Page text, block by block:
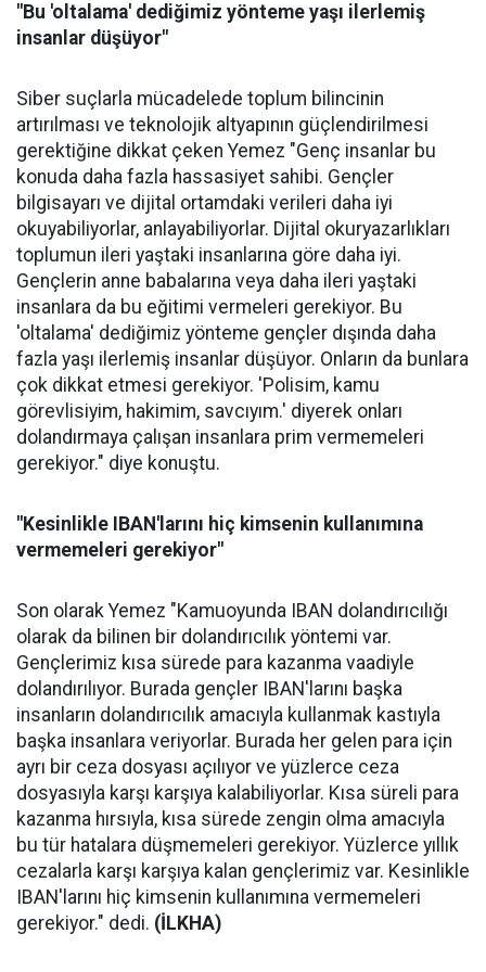
"Bu 'oltalama' dediğimiz yönteme yaşı ilerlemiş
insanlar düşüyor"
Siber suçlarla mücadelede toplum bilincinin
artırılması ve teknolojik altyapının güçlendirilmesi
gerektiğine dikkat çeken Yemez "Genç insanlar bu
konuda daha fazla hassasiyet sahibi. Gençler
bilgisayarı ve dijital ortamdaki verileri daha iyi
okuyabiliyorlar, anlayabiliyorlar. Dijital okuryazarlıkları
toplumun ileri yaştaki insanlarına göre daha iyi.
Gençlerin anne babalarına veya daha ileri yaştaki
insanlara da bu eğitimi vermeleri gerekiyor. Bu
'oltalama' dediğimiz yönteme gençler dışında daha
fazla yaşı ilerlemiş insanlar düşüyor. Onların da bunlara
çok dikkat etmesi gerekiyor. 'Polisim, kamu
görevlisiyim, hakimim, savcıyım.' diyerek onları
dolandırmaya çalışan insanlara prim vermemeleri
gerekiyor." diye konuştu.
"Kesinlikle IBAN'larını hiç kimsenin kullanımına
vermemeleri gerekiyor"
Son olarak Yemez "Kamuoyunda IBAN dolandırıcılığı
olarak da bilinen bir dolandırıcılık yöntemi var.
Gençlerimiz kısa sürede para kazanma vaadiyle
dolandırılıyor. Burada gençler IBAN'larını başka
insanların dolandırıcılık amacıyla kullanmak kastıyla
başka insanlara veriyorlar. Burada her gelen para için
ayrı bir ceza dosyası açılıyor ve yüzlerce ceza
dosyasıyla karşı karşıya kalabiliyorlar. Kısa süreli para
kazanma hırsıyla, kısa sürede zengin olma amacıyla
bu tür hatalara düşmemeleri gerekiyor. Yüzlerce yıllık
cezalarla karşı karşıya kalan gençlerimiz var. Kesinlikle
IBAN'larını hiç kimsenin kullanımına vermemeleri
gerekiyor." dedi. (İLKHA)